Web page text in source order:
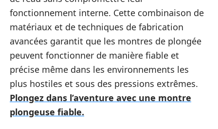
fonctionnement interne. Cette combinaison de
matériaux et de techniques de fabrication
avancées garantit que les montres de plongée
peuvent fonctionner de manière fiable et
précise même dans les environnements les
plus hostiles et sous des pressions extrêmes.
Plongez dans l’aventure avec une montre
plongeuse fiable.